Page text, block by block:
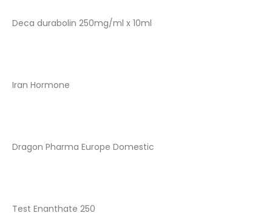
Deca durabolin 250mg/ml x 10ml
Iran Hormone
Dragon Pharma Europe Domestic
Test Enanthate 250